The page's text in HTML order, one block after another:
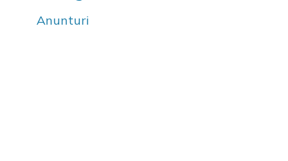
Anunturi